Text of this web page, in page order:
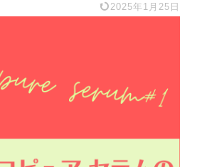
2025年1月25日